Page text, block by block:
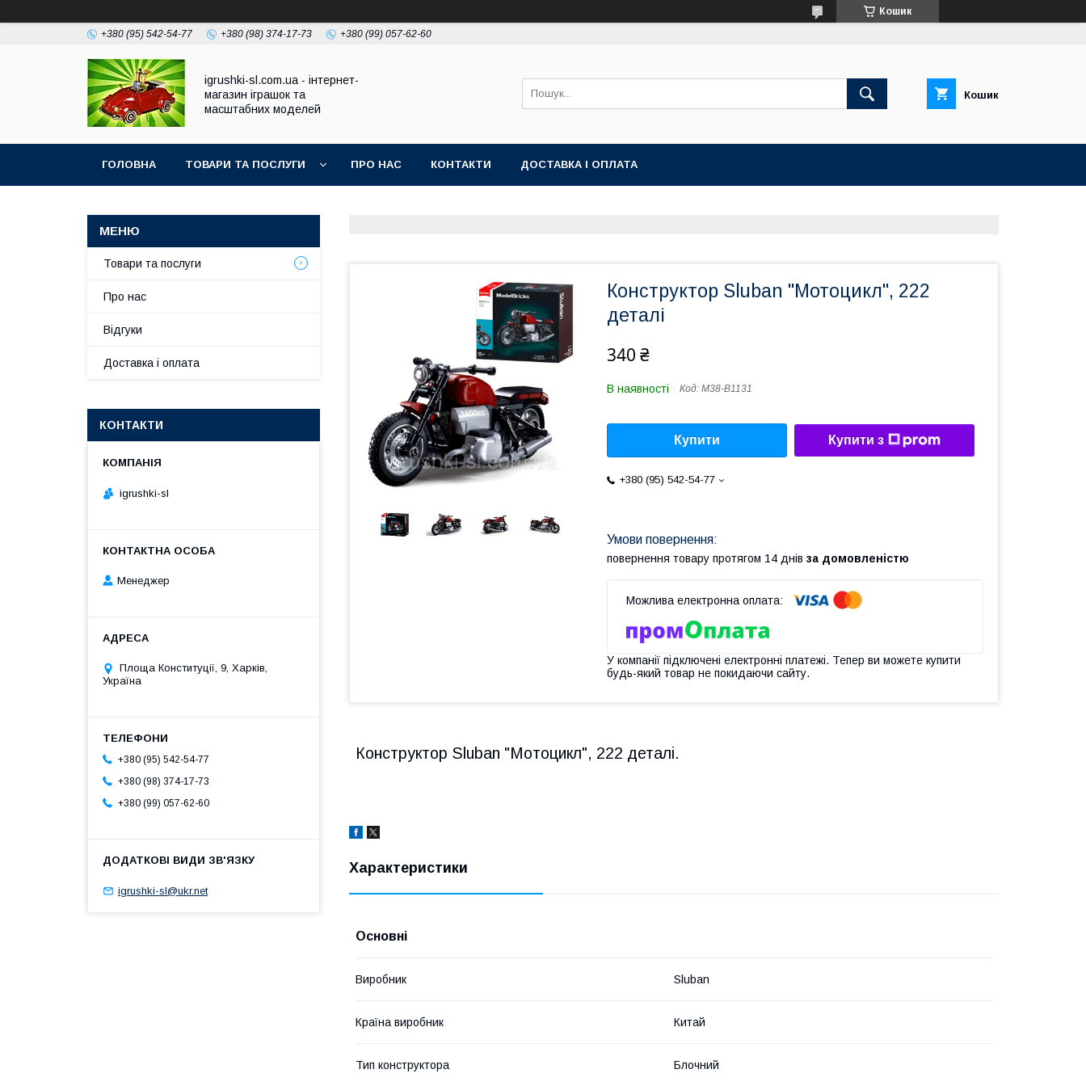
Кошик
+380 (95) 542-54-77 +380 (98) 374-17-73 +380 (99) 057-62-60
igrushki-sl.com.ua - інтернет-
магазин іграшок та
масштабних моделей
Кошик
ГОЛОВНА ТОВАРИ ТА ПОСЛУГИ ПРО НАС КОНТАКТИ ДОСТАВКА І ОПЛАТА
Конструктор Sluban "Мотоцикл", 222
деталі
340 ₴
В наявності Код: M38-B1131
Купити Купити з
+380 (95) 542-54-77
повернення товару протягом 14 днів за домовленістю
У компанії підключені електронні платежі. Тепер ви можете купити
будь-який товар не покидаючи сайту.
Конструктор Sluban "Мотоцикл", 222 деталі.
Характеристики
Основні
Виробник Sluban
Країна виробник Китай
Тип конструктора Блочний
Товари та послуги
Про нас
Відгуки
Доставка і оплата
КОНТАКТИ
igrushki-sl
Менеджер
Площа Конституції, 9, Харків,
Україна
+380 (95) 542-54-77
+380 (98) 374-17-73
+380 (99) 057-62-60
igrushki-sl@ukr.net